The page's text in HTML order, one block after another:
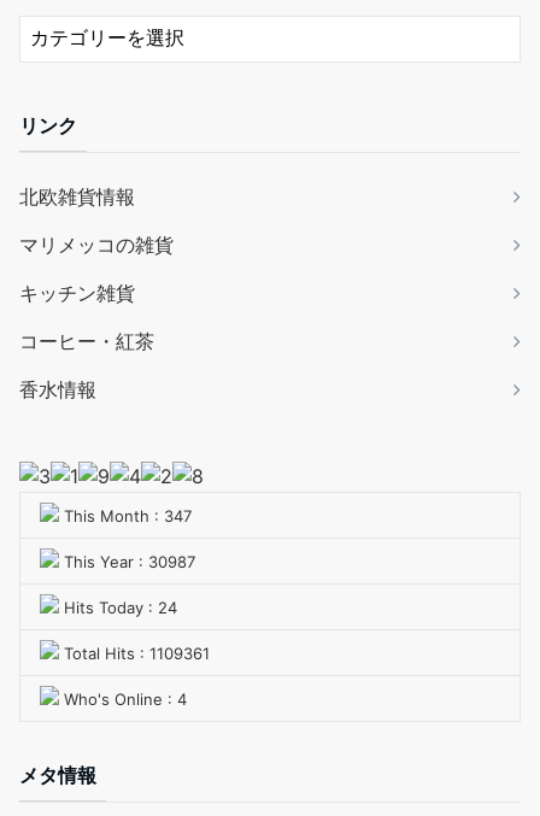
リンク
北欧雑貨情報
マリメッコの雑貨
キッチン雑貨
コーヒー・紅茶
香水情報
This Month : 347
This Year : 30987
Hits Today : 24
Total Hits : 1109361
Who's Online : 4
メタ情報